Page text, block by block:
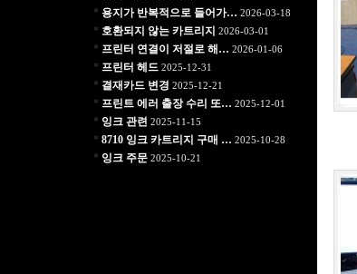
* 용지가 반복적으로 들어가… 2026-03-18
* 호환되지 않는 카트리지 2026-03-01
* 프린터 연결이 저절로 해… 2026-01-06
* 프린터 헤드 2025-12-31
* 결재카드 변경 2025-12-21
* 프린트 에러 출장 수리 또… 2025-12-01
* 잉크 관련 2025-11-15
* 8710 잉크 카트리지 구매 … 2025-10-28
* 잉크 주문2025-10-21